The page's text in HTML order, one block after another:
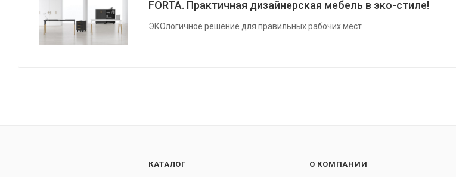
FORTA. Практичная дизайнерская мебель в эко-стиле!
ЭКОлогичное решение для правильных рабочих мест
КАТАЛОГ О КОМПАНИИ